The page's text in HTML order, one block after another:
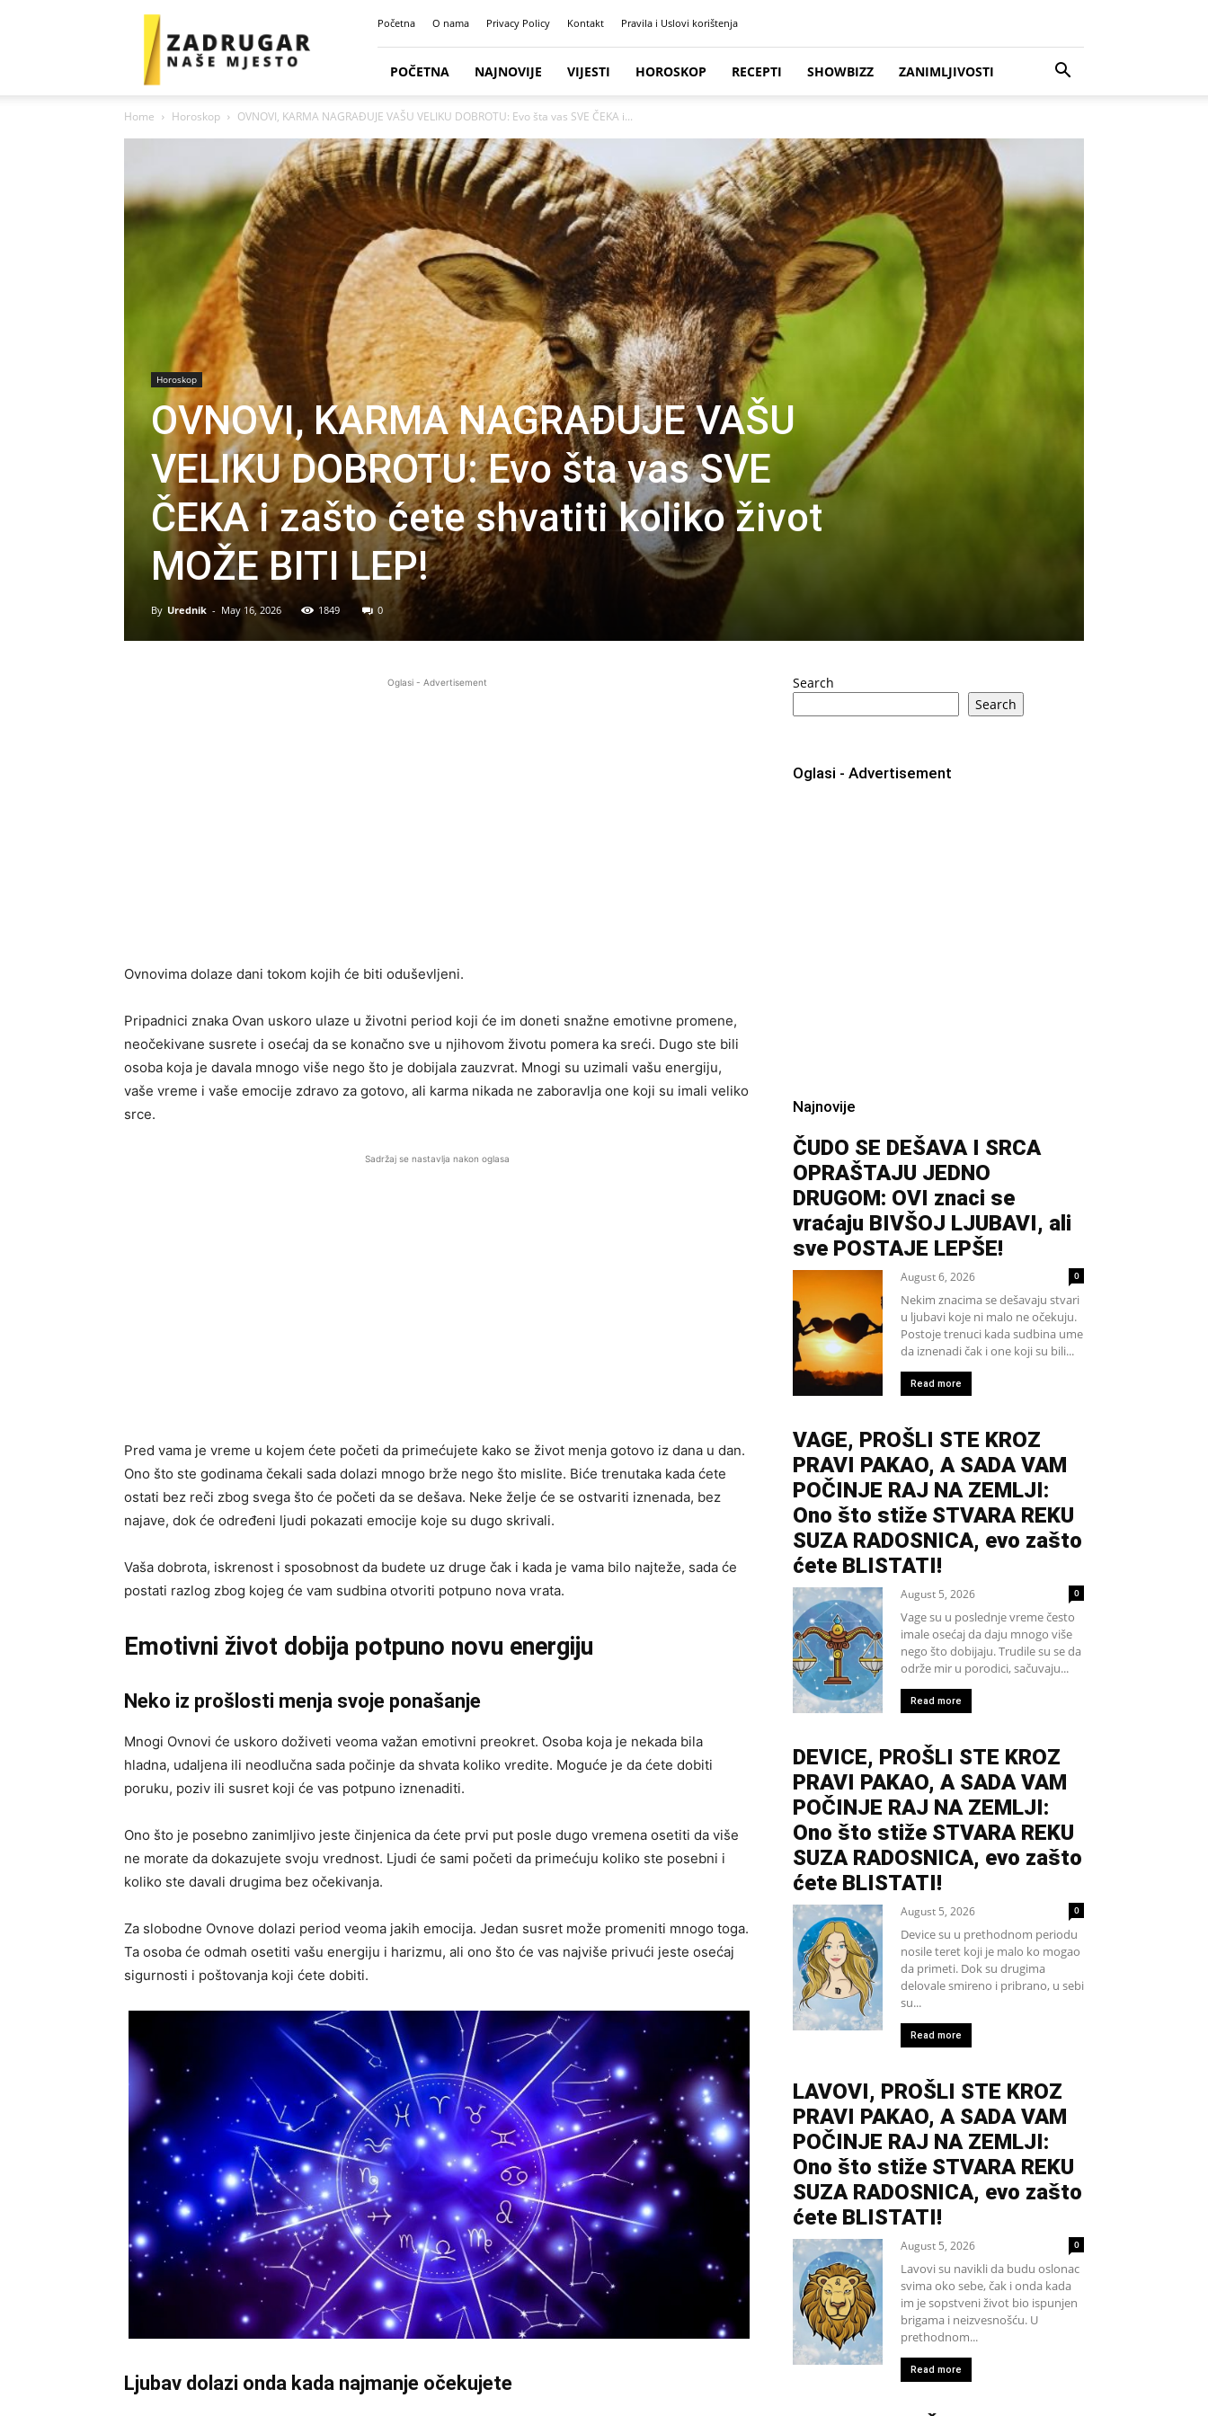
Zadrugar
Početna O nama Privacy Policy Kontakt Pravila i Uslovi korištenja
POČETNA NAJNOVIJE VIJESTI HOROSKOP RECEPTI SHOWBIZZ ZANIMLJIVOSTI
Home Horoskop OVNOVI, KARMA NAGRAĐUJE VAŠU VELIKU DOBROTU: Evo šta vas SVE ČEKA i...
Horoskop
OVNOVI, KARMA NAGRAĐUJE VAŠU
VELIKU DOBROTU: Evo šta vas SVE
ČEKA i zašto ćete shvatiti koliko život
MOŽE BITI LEP!
By Urednik - May 16, 2026 1849 0
Oglasi - Advertisement
Ovnovima dolaze dani tokom kojih će biti oduševljeni.
Pripadnici znaka Ovan uskoro ulaze u životni period koji će im doneti snažne emotivne promene,
neočekivane susrete i osećaj da se konačno sve u njihovom životu pomera ka sreći. Dugo ste bili
osoba koja je davala mnogo više nego što je dobijala zauzvrat. Mnogi su uzimali vašu energiju,
vaše vreme i vaše emocije zdravo za gotovo, ali karma nikada ne zaboravlja one koji su imali veliko
srce.
Sadržaj se nastavlja nakon oglasa
Pred vama je vreme u kojem ćete početi da primećujete kako se život menja gotovo iz dana u dan.
Ono što ste godinama čekali sada dolazi mnogo brže nego što mislite. Biće trenutaka kada ćete
ostati bez reči zbog svega što će početi da se dešava. Neke želje će se ostvariti iznenada, bez
najave, dok će određeni ljudi pokazati emocije koje su dugo skrivali.
Vaša dobrota, iskrenost i sposobnost da budete uz druge čak i kada je vama bilo najteže, sada će
postati razlog zbog kojeg će vam sudbina otvoriti potpuno nova vrata.
Emotivni život dobija potpuno novu energiju
Neko iz prošlosti menja svoje ponašanje
Mnogi Ovnovi će uskoro doživeti veoma važan emotivni preokret. Osoba koja je nekada bila
hladna, udaljena ili neodlučna sada počinje da shvata koliko vredite. Moguće je da ćete dobiti
poruku, poziv ili susret koji će vas potpuno iznenaditi.
Ono što je posebno zanimljivo jeste činjenica da ćete prvi put posle dugo vremena osetiti da više
ne morate da dokazujete svoju vrednost. Ljudi će sami početi da primećuju koliko ste posebni i
koliko ste davali drugima bez očekivanja.
Za slobodne Ovnove dolazi period veoma jakih emocija. Jedan susret može promeniti mnogo toga.
Ta osoba će odmah osetiti vašu energiju i harizmu, ali ono što će vas najviše privući jeste osećaj
sigurnosti i poštovanja koji ćete dobiti.
Ljubav dolazi onda kada najmanje očekujete
Search
Search
Oglasi - Advertisement
Najnovije
ČUDO SE DEŠAVA I SRCA
OPRAŠTAJU JEDNO
DRUGOM: OVI znaci se
vraćaju BIVŠOJ LJUBAVI, ali
sve POSTAJE LEPŠE!
August 6, 2026 0
Nekim znacima se dešavaju stvari
u ljubavi koje ni malo ne očekuju.
Postoje trenuci kada sudbina ume
da iznenadi čak i one koji su bili...
Read more
VAGE, PROŠLI STE KROZ
PRAVI PAKAO, A SADA VAM
POČINJE RAJ NA ZEMLJI:
Ono što stiže STVARA REKU
SUZA RADOSNICA, evo zašto
ćete BLISTATI!
August 5, 2026 0
Vage su u poslednje vreme često
imale osećaj da daju mnogo više
nego što dobijaju. Trudile su se da
održe mir u porodici, sačuvaju...
Read more
DEVICE, PROŠLI STE KROZ
PRAVI PAKAO, A SADA VAM
POČINJE RAJ NA ZEMLJI:
Ono što stiže STVARA REKU
SUZA RADOSNICA, evo zašto
ćete BLISTATI!
August 5, 2026 0
Device su u prethodnom periodu
nosile teret koji je malo ko mogao
da primeti. Dok su drugima
delovale smireno i pribrano, u sebi
su...
Read more
LAVOVI, PROŠLI STE KROZ
PRAVI PAKAO, A SADA VAM
POČINJE RAJ NA ZEMLJI:
Ono što stiže STVARA REKU
SUZA RADOSNICA, evo zašto
ćete BLISTATI!
August 5, 2026 0
Lavovi su navikli da budu oslonac
svima oko sebe, čak i onda kada
im je sopstveni život bio ispunjen
brigama i neizvesnošću. U
prethodnom...
Read more